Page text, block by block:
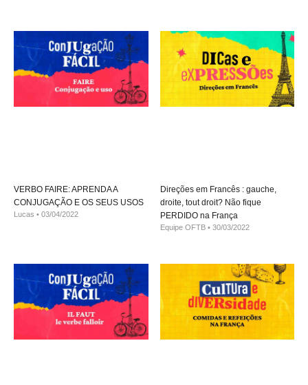
VERBO FAIRE: APRENDA A
CONJUGAÇÃO E OS SEUS USOS
Lucas 03/04/2022
Direções em Francês : gauche,
droite, tout droit? Não fique
PERDIDO na França
Equipe OFTB 30/03/2022